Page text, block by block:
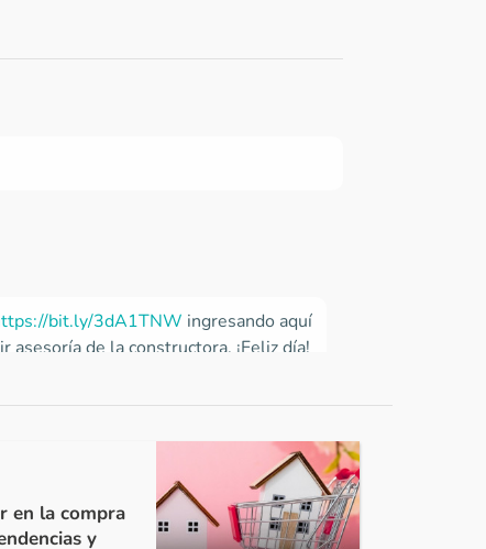
bit.ly/3dA1TNW ingresando aquí
de la constructora. ¡Feliz día!
en la compra
y